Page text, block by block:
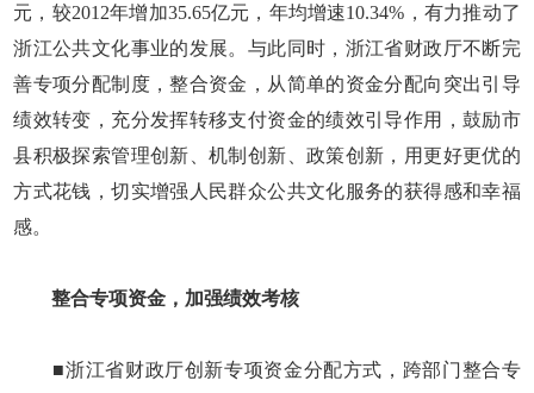
元，较2012年增加35.65亿元，年均增速10.34%，有力推动了
浙江公共文化事业的发展。与此同时，浙江省财政厅不断完
善专项分配制度，整合资金，从简单的资金分配向突出引导
绩效转变，充分发挥转移支付资金的绩效引导作用，鼓励市
县积极探索管理创新、机制创新、政策创新，用更好更优的
方式花钱，切实增强人民群众公共文化服务的获得感和幸福
感。
整合专项资金，加强绩效考核
■浙江省财政厅创新专项资金分配方式，跨部门整合专